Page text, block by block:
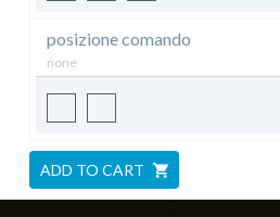
posizione comando
none
ADD TO CART